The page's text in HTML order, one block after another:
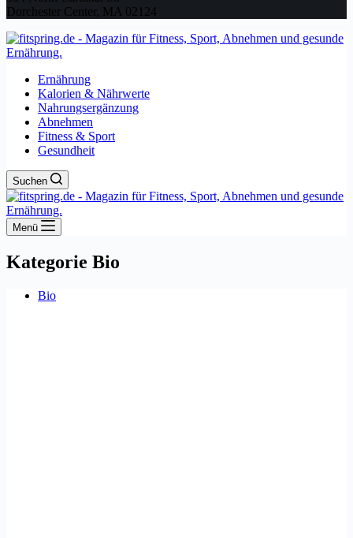
Dorchester Center, MA 02124
Ernährung
Kalorien & Nährwerte
Nahrungsergänzung
Abnehmen
Fitness & Sport
Gesundheit
Suchen
Menü
Kategorie Bio
Bio